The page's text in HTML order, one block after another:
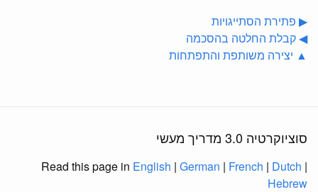
▶ פתירת הסתייגויות
◀ קבלת החלטה בהסכמה
▲ יצירה משותפת והתפתחות
סוציוקרטיה 3.0 מדריך מעשי
Read this page in English | German | French | Dutch |
Hebrew